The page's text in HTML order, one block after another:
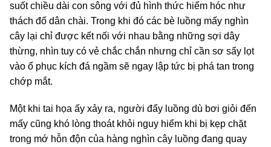
suốt chiều dài con sông với đủ hình thức hiểm hóc như
thách đố dân chài. Trong khi đó các bè luồng mấy nghìn
cây lại chỉ được kết nối với nhau bằng những sợi dây
thừng, nhìn tuy có vẻ chắc chắn nhưng chỉ cần sơ sẩy lọt
vào ổ phục kích đá ngầm sẽ ngay lập tức bị phá tan trong
chớp mắt.
Một khi tai họa ấy xảy ra, người đẩy luồng dù bơi giỏi đến
mấy cũng khó lòng thoát khỏi nguy hiểm khi bị kẹp chặt
trong mớ hỗn độn của hàng nghìn cây luồng đang quay